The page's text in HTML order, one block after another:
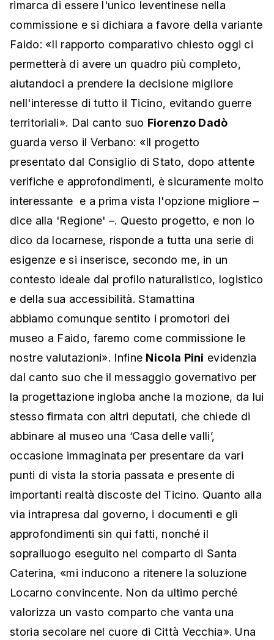
rimarca di essere l'unico leventinese nella
commissione e si dichiara a favore della variante
Faido: «Il rapporto comparativo chiesto oggi ci
permetterà di avere un quadro più completo,
aiutandoci a prendere la decisione migliore
nell'interesse di tutto il Ticino, evitando guerre
territoriali». Dal canto suo Fiorenzo Dadò
guarda verso il Verbano: «Il progetto
presentato dal Consiglio di Stato, dopo attente
verifiche e approfondimenti, è sicuramente molto
interessante e a prima vista l'opzione migliore –
dice alla 'Regione' –. Questo progetto, e non lo
dico da locarnese, risponde a tutta una serie di
esigenze e si inserisce, secondo me, in un
contesto ideale dal profilo naturalistico, logistico
e della sua accessibilità. Stamattina
abbiamo comunque sentito i promotori dei
museo a Faido, faremo come commissione le
nostre valutazioni». Infine Nicola Pini evidenzia
dal canto suo che il messaggio governativo per
la progettazione ingloba anche la mozione, da lui
stesso firmata con altri deputati, che chiede di
abbinare al museo una ‘Casa delle valli’,
occasione immaginata per presentare da vari
punti di vista la storia passata e presente di
importanti realtà discoste del Ticino. Quanto alla
via intrapresa dal governo, i documenti e gli
approfondimenti sin qui fatti, nonché il
sopralluogo eseguito nel comparto di Santa
Caterina, «mi inducono a ritenere la soluzione
Locarno convincente. Non da ultimo perché
valorizza un vasto comparto che vanta una
storia secolare nel cuore di Città Vecchia». Una